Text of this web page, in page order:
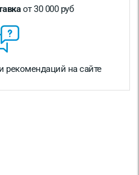
от 30 000 руб
рекомендаций на сайте